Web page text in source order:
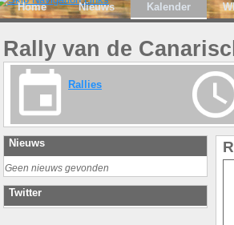
Home Nieuws Kalender
Rally van de
Rallies
Nieuws
Geen nieuws gevonden
Twitter